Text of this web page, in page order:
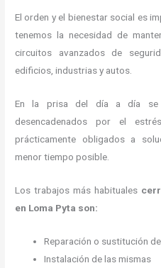
El orden y el bienestar social es
tenemos la necesidad de
circuitos avanzados de
edificios, industrias y autos.
En la prisa del día a día se
desencadenados por el
prácticamente obligados a
menor tiempo posible.
Los trabajos más habituales
en Loma Pyta son:
Reparación o sustitución
Instalación de las mismas